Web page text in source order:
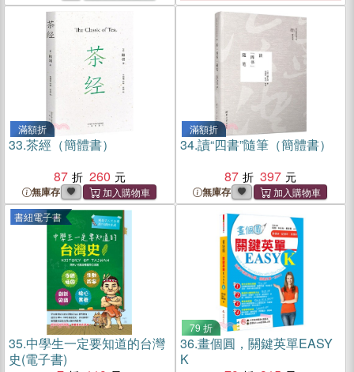
滿額折
33.茶經（簡體書）
87
260
無庫存
滿額折
34.讀“四書”隨筆（簡體書）
87
397
無庫存
書紐電子書
35.中學生一定要知道的台灣
史(電子書)
79 折
36.畫個圓，關鍵英單EASY
K